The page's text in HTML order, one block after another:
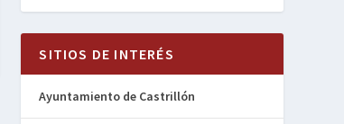
SITIOS DE INTERÉS
Ayuntamiento de Castrillón